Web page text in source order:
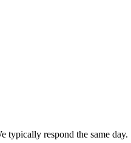
typically respond the same day.